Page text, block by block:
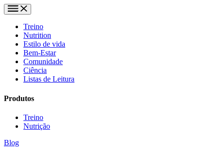
Treino
Nutrition
Estilo de vida
Bem-Estar
Comunidade
Ciência
Listas de Leitura
Produtos
Treino
Nutrição
Blog